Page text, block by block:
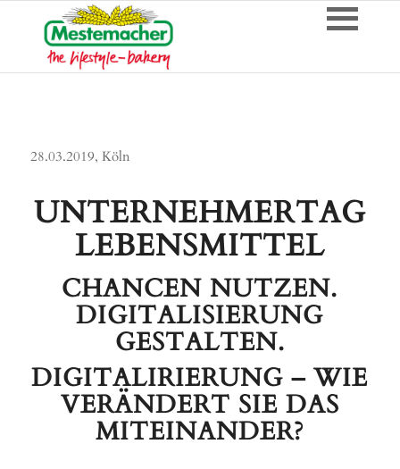
28.03.2019, Köln
UNTERNEHMERTAG
LEBENSMITTEL
CHANCEN NUTZEN.
DIGITALISIERUNG
GESTALTEN.
DIGITALIRIERUNG – WIE
VERÄNDERT SIE DAS
MITEINANDER?